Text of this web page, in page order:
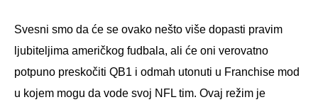
Svesni smo da će se ovako nešto više dopasti pravim
ljubiteljima američkog fudbala, ali će oni verovatno
potpuno preskočiti QB1 i odmah utonuti u Franchise mod
u kojem mogu da vode svoj NFL tim. Ovaj režim je